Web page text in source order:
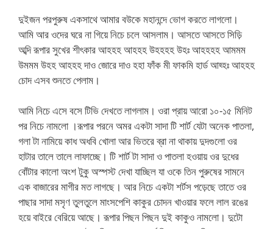
দুইজন পরপুরুষ একসাথে আমার বউকে মহানন্দে ভোগ করতে লাগলো।
আমি আর ওদের ঘরে না গিয়ে নিচে চলে আসলাম। আসতে আসতে সিড়ি
অব্দি রূপার সুখের শীৎকার আহহহ আহহহ উহহহহ উহঃ আহহহহ আমমম
উমমম উহহ আহহহ দাও জোরে দাও হহা ফাঁক মী ফাকমি হার্ড আহ্হঃ আহহহ
চোদ এসব শুনতে পেলাম।
আমি নিচে এসে বসে টিভি দেখতে লাগলাম। ওরা প্রায় আরো ১০-১৫ মিনিট
পর নিচে নামলো ।রূপার পরনে অমর একটা সাদা টি শার্ট যেটা অনেক পাতলা,
গলা টা নামিয়ে কাধ অধবি খোলা আর ভিতরে ব্রা না থাকায় দুদগুলো ওর
হাটার তালে তালে লাফাচ্ছে। টি শার্ট টা সাদা ও পাতলা হওয়ায় ওর দুধের
বোঁটার কালো অংশ টুকু অস্পস্ট দেখা যাচ্ছিল যা ওকে তিন পুরুষের সামনে
এক বাজারের মাগীর মত লাগছে। আর নিচে একটা শর্টস পড়েছে তাতে ওর
পাছার সাদা মসৃণ তুলতুলে মাংসপেশি কাকুর চোদন খাওয়ার ফলে লাল রঙের
হয়ে বাইরে বেরিয়ে আছে। রূপার পিছন পিছন দুই কাকুও নামলো। দুটো